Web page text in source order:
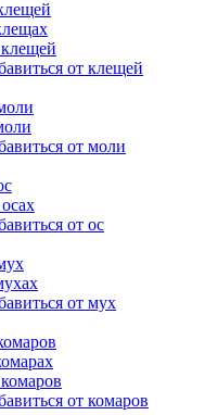
от клещей
от моли
от ос
от мух
от комаров